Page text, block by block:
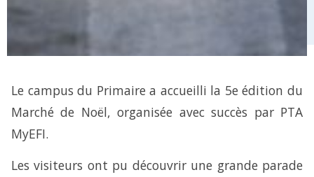
Le campus du Primaire a accueilli la 5e édition du
Marché de Noël, organisée avec succès par PTA
MyEFI.
Les visiteurs ont pu découvrir une grande parade